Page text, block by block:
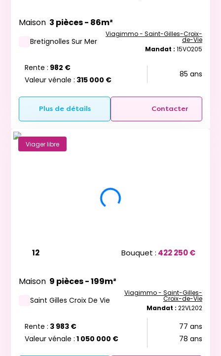
Maison 3 pièces - 86m²
Bretignolles Sur Mer
Viagimmo - Saint-Gilles-Croix-
de-Vie
Mandat : 15VO205
Rente : 982 €
Valeur vénale : 315 000 €
85 ans
Plus de détails Contacter
Viager libre
12 Bouquet : 422 250 €
Maison 9 pièces - 199m²
Saint Gilles Croix De Vie
Viagimmo - Saint-Gilles-
Croix-de-Vie
Mandat : 22VL202
Rente : 3 983 €
Valeur vénale : 1 050 000 €
77 ans
78 ans